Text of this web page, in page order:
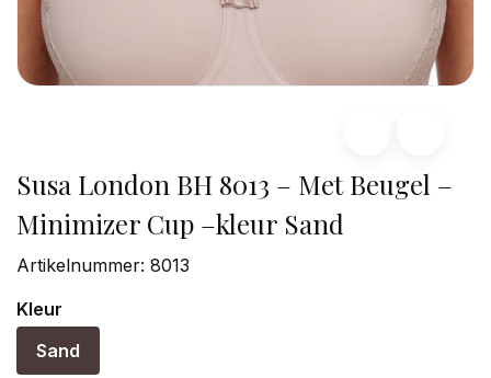
Susa London BH 8013 – Met Beugel –
Minimizer Cup –kleur Sand
Artikelnummer: 8013
Kleur
Sand